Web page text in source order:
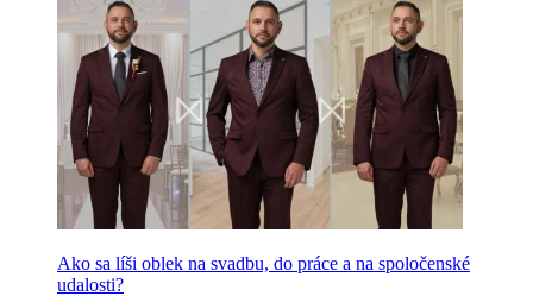
Ako sa líši oblek na svadbu, do práce a na spoločenské
udalosti?